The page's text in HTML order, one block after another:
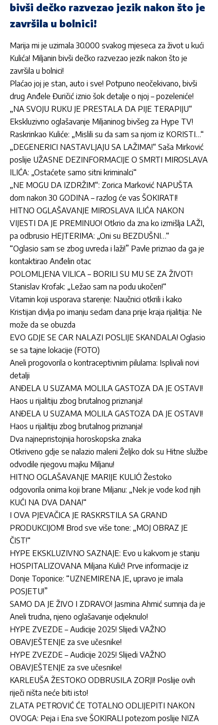
bivši dečko razvezao jezik nakon što je
završila u bolnici!
Marija mi je uzimala 30.000 svakog mjeseca za život u kući
Kulića! Miljanin bivši dečko razvezao jezik nakon što je
završila u bolnici!
Plaćao joj je stan, auto i sve! Potpuno neočekivano, bivši
drug Anđele Đuričić iznio šok detalje o njoj – pozeleniće!
„NA SVOJU RUKU JE PRESTALA DA PIJE TERAPIJU“
Ekskluzivno oglašavanje Miljaninog bivšeg za Hype TV!
Raskrinkao Kuliće: „Mislili su da sam sa njom iz KORISTI…“
„DEGENERICI NASTAVLJAJU SA LAŽIMA!“ Saša Mirković
poslije UŽASNE DEZINFORMACIJE O SMRTI MIROSLAVA
ILIĆA: „Ostaćete samo sitni kriminalci“
„NE MOGU DA IZDRŽIM“: Zorica Marković NAPUŠTA
dom nakon 30 GODINA – razlog će vas ŠOKIRATI!
HITNO OGLAŠAVANJE MIROSLAVA ILIĆA NAKON
VIJESTI DA JE PREMINUO! Otkrio da zna ko izmišlja LAŽI,
pa odbrusio HEJTERIMA: „Oni su BEZDUŠNI…“
“Oglasio sam se zbog uvreda i laži!” Pavle priznao da ga je
kontaktirao Anđelin otac
POLOMLJENA VILICA – BORILI SU MU SE ZA ŽIVOT!
Stanislav Krofak: „Ležao sam na podu ukočen!“
Vitamin koji usporava starenje: Naučnici otkrili i kako
Kristijan divlja po imanju sedam dana prije kraja rijalitija: Ne
može da se obuzda
EVO GDJE SE CAR NALAZI POSLIJE SKANDALA! Oglasio
se sa tajne lokacije (FOTO)
Aneli progovorila o kontraceptivnim pilulama: Isplivali novi
detalji
ANĐELA U SUZAMA MOLILA GASTOZA DA JE OSTAVI!
Haos u rijalitiju zbog brutalnog priznanja!
ANĐELA U SUZAMA MOLILA GASTOZA DA JE OSTAVI!
Haos u rijalitiju zbog brutalnog priznanja!
Dva najnepristojnija horoskopska znaka
Otkriveno gdje se nalazio maleni Željko dok su Hitne službe
odvodile njegovu majku Miljanu!
HITNO OGLAŠAVANJE MARIJE KULIĆ! Žestoko
odgovorila onima koji brane Miljanu: „Nek je vode kod njih
KUĆI NA DVA DANA!“
I OVA PJEVAČICA JE RASKRSTILA SA GRAND
PRODUKCIJOM! Brod sve više tone: „MOJ OBRAZ JE
ČIST!“
HYPE EKSKLUZIVNO SAZNAJE: Evo u kakvom je stanju
HOSPITALIZOVANA Miljana Kulić! Prve informacije iz
Donje Toponice: “UZNEMIRENA JE, upravo je imala
POSJETU!”
SAMO DA JE ŽIVO I ZDRAVO! Jasmina Ahmić sumnja da je
Aneli trudna, njeno oglašavanje odjeknulo!
HYPE ZVEZDE – Audicije 2025! Slijedi VAŽNO
OBAVJEŠTENJE za sve učesnike!
HYPE ZVEZDE – Audicije 2025! Slijedi VAŽNO
OBAVJEŠTENJE za sve učesnike!
KARLEUŠA ŽESTOKO ODBRUSILA ZORJI! Poslije ovih
riječi ništa neće biti isto!
ZLATA PETROVIĆ ĆE TOTALNO ODLIJEPITI NAKON
OVOGA: Peja i Ena sve ŠOKIRALI potezom poslije NIZA